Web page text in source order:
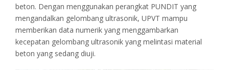
beton. Dengan menggunakan perangkat PUNDIT yang
mengandalkan gelombang ultrasonik, UPVT mampu
memberikan data numerik yang menggambarkan
kecepatan gelombang ultrasonik yang melintasi material
beton yang sedang diuji.